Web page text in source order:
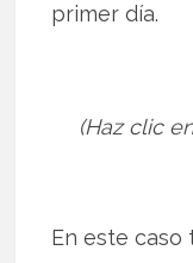
primer día.
(Haz clic
En este caso